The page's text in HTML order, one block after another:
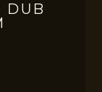
DUB